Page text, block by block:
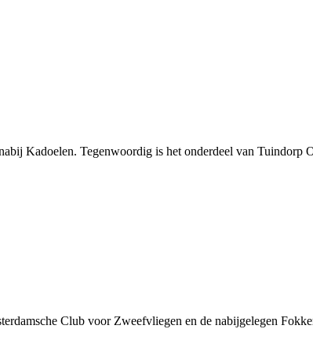
Kadoelen. Tegenwoordig is het onderdeel van Tuindorp
Club voor Zweefvliegen en de nabijgelegen